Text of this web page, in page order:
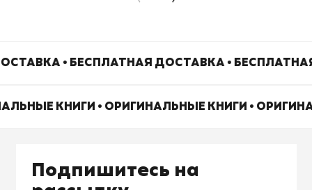
• БЕСПЛАТНАЯ ДОСТАВКА •
КНИГИ • ОРИГИНАЛЬНЫЕ КНИГИ •
Подпишитесь на